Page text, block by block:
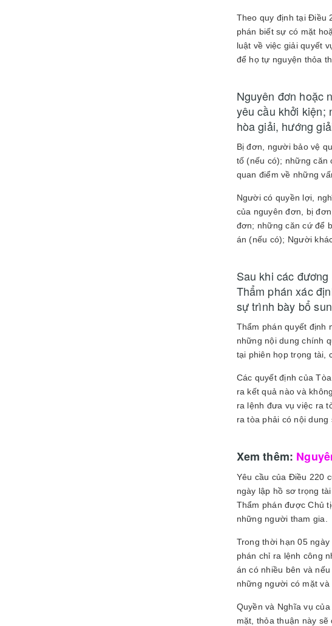
Theo quy định tại Điều
phán biết sự có mặt
luật về việc giải quyết
để họ tự nguyện thỏa
Nguyên đơn hoặc
yêu cầu khởi kiện;
hòa giải, hướng
Bị đơn, người bảo vệ
tố (nếu có); những căn
quan điểm về những
Người có quyền lợi,
của nguyên đơn, bị
đơn; những căn cứ để
án (nếu có); Người
Sau khi các
Thẩm phán xác
sự trình bày bổ
Thẩm phán quyết định
những nội dung chính
tại phiên họp trọng tài,
Các quyết định của
ra kết quả nào và
ra lệnh đưa vụ việc ra
ra tòa phải có nội dung
Xem thêm:
Yêu cầu của Điều 220
ngày lập hồ sơ trọng
Thẩm phán được Chủ
những người tham gia.
Trong thời hạn 05
phán chỉ ra lệnh công
án có nhiều bên và
những người có mặt
Quyền và Nghĩa vụ
mặt, thỏa thuận này